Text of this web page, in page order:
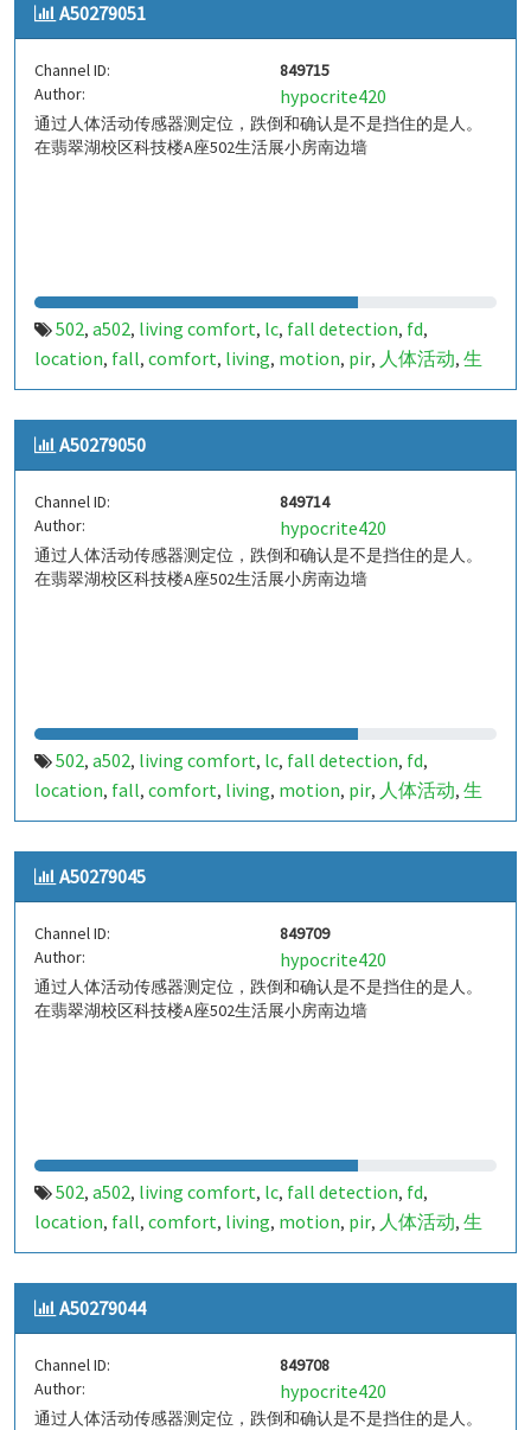
ilq,chid
A50279051
Channel ID:
849715
Author:
hypocrite420
通过人体活动传感器测定位，跌倒和确认是不是挡住的是人。
在翡翠湖校区科技楼A座502生活展小房南边墙
502, a502, living comfort, lc, fall detection, fd,
location, fall, comfort, living, motion, pir, 人体活动, 生
活,tanbir,跌倒,定位,哈山,室内定位,室内,indoor,
indoor living comfort,ilc,indoor living quality,ilq,
a50279051,849715
A50279050
Channel ID:
849714
Author:
hypocrite420
通过人体活动传感器测定位，跌倒和确认是不是挡住的是人。
在翡翠湖校区科技楼A座502生活展小房南边墙
502, a502, living comfort, lc, fall detection, fd,
location, fall, comfort, living, motion, pir, 人体活动, 生
活,tanbir,跌倒,定位,哈山,室内定位,室内,indoor,
indoor living comfort,ilc,indoor living quality,ilq,
a50279050,849714
A50279045
Channel ID:
849709
Author:
hypocrite420
通过人体活动传感器测定位，跌倒和确认是不是挡住的是人。
在翡翠湖校区科技楼A座502生活展小房南边墙
502, a502, living comfort, lc, fall detection, fd,
location, fall, comfort, living, motion, pir, 人体活动, 生
活,tanbir,跌倒,定位,哈山,室内定位,室内,indoor,
indoor living comfort,ilc,indoor living quality,ilq,
a50279045,849709
A50279044
Channel ID:
849708
Author:
hypocrite420
通过人体活动传感器测定位，跌倒和确认是不是挡住的是人。